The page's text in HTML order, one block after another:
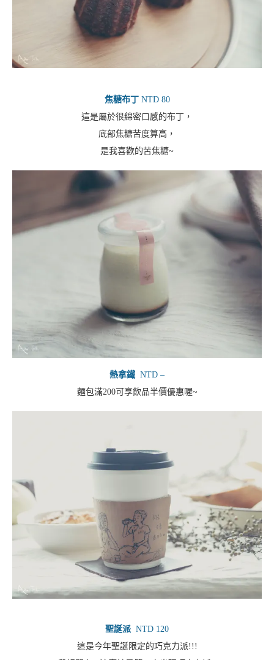
焦糖布丁 NTD 80
這是屬於很綿密口感的布丁，
底部焦糖苦度算高，
是我喜歡的苦焦糖~
熱拿鐵 NTD –
麵包滿200可享飲品半價優惠喔~
聖誕派 NTD 120
這是今年聖誕限定的巧克力派!!!